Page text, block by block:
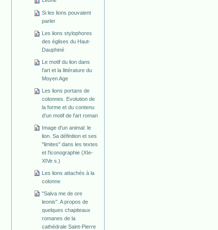
Si les lions pouvaient
parler
Les lions stylophores
des églises du Haut-
Dauphiné
Le motif du lion dans
l'art et la littérature du
Moyen Age
Les lions portans de
colonnes. Evolution de
la forme et du contenu
d'un motif de l'art roman
Image d'un animal: le
lion. Sa définition et ses
"limites" dans les textes
et l'iconographie (XIe-
XIVe s.)
Les lions attachés à la
colonne
"Salva me de ore
leonis". A propos de
quelques chapiteaux
romanes de la
cathédrale Saint-Pierre